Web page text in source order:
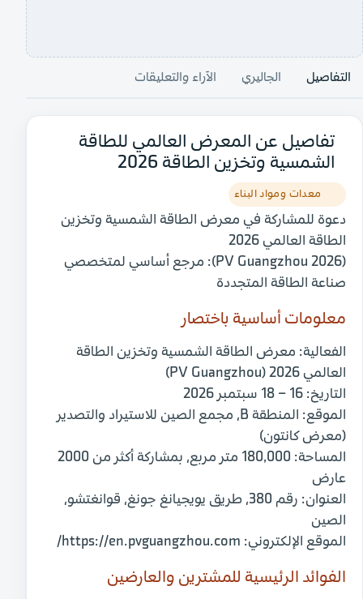
التفاصيل الجاليري الآراء والتعليقات
تفاصيل عن المعرض العالمي للطاقة
الشمسية وتخزين الطاقة 2026
معدات ومواد البناء
دعوة للمشاركة في معرض الطاقة الشمسية وتخزين
الطاقة العالمي 2026
(PV Guangzhou 2026): مرجع أساسي لمتخصصي
صناعة الطاقة المتجددة
معلومات أساسية باختصار
الفعالية: معرض الطاقة الشمسية وتخزين الطاقة
العالمي 2026 (PV Guangzhou)
التاريخ:
الموقع:
المنطقة B، مجمع الصين للاستيراد والتصدير
(معرض كانتون)
المساحة:
180,000 متر مربع، بمشاركة أكثر من 2000
عارض
العنوان:
رقم 380، طريق يويجيانغ جونغ، قوانغتشو،
الصين
الموقع الإلكتروني:
الفوائد الرئيسية للمشترين والعارضين